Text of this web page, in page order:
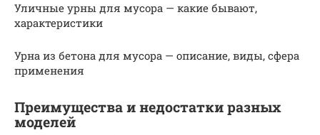
Уличные урны для мусора — какие бывают,
характеристики
Урна из бетона для мусора — описание, виды, сфера
применения
Преимущества и недостатки разных
моделей